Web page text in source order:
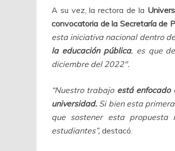
A su vez, la rectora de la
convocatoria de la Secretaría de
esta iniciativa nacional dentro
la educación pública, es que
diciembre del 2022″.
“Nuestro trabajo está enfocado
universidad. Si bien esta
que sostener esta
estudiantes”, destacó.